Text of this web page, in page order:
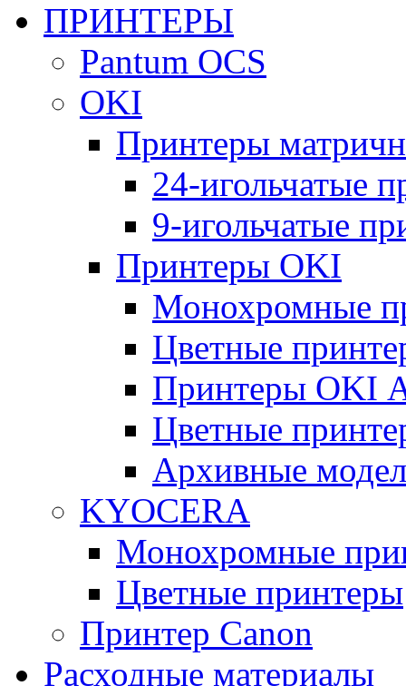
ПРИНТЕРЫ
Pantum OCS
OKI
Принтеры
24-игольчатые
9-игольчатые
Принтеры OKI
Монохромные
Цветные
Принтеры OKI
Цветные
Архивные
KYOCERA
Монохромные
Цветные принтеры
Принтер Canon
Расходные материалы